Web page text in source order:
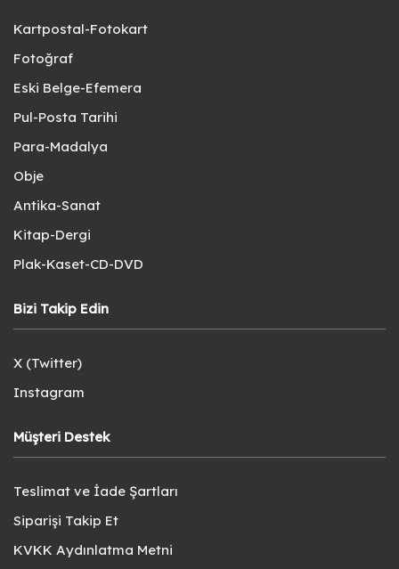
Kartpostal-Fotokart
Fotoğraf
Eski Belge-Efemera
Pul-Posta Tarihi
Para-Madalya
Obje
Antika-Sanat
Kitap-Dergi
Plak-Kaset-CD-DVD
Bizi Takip Edin
X (Twitter)
Instagram
Müşteri Destek
Teslimat ve İade Şartları
Siparişi Takip Et
KVKK Aydınlatma Metni